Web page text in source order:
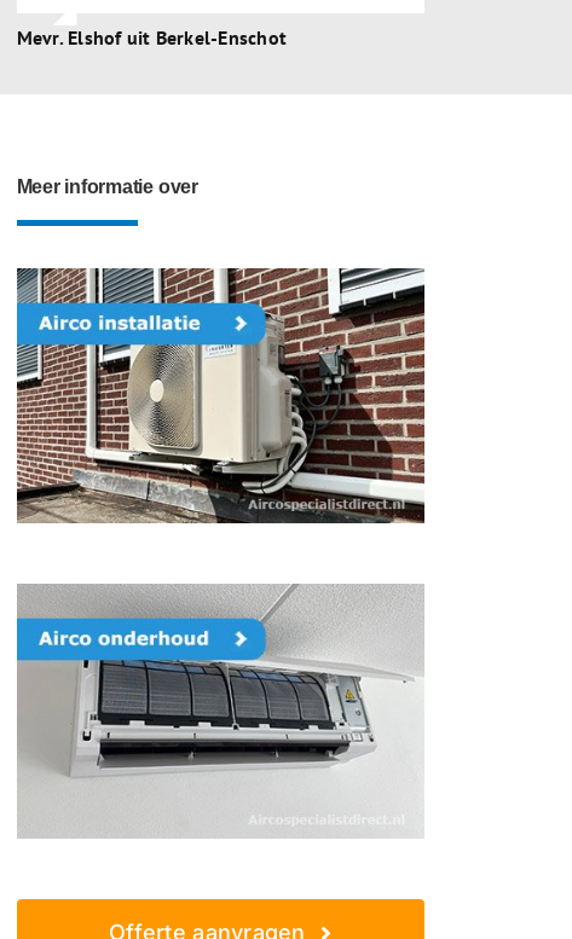
Mevr. Elshof uit Berkel-Enschot
Meer informatie over
Offerte aanvragen